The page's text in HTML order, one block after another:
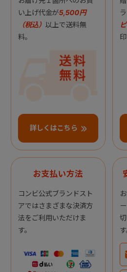
い上げ代金が5,500円
（税込） 以上で送料無
料。
詳しくはこちら
印
お支払い方法
コンビ公式ブランドスト
アではさまざまな決済方
法をご利用いただけま
す。
す